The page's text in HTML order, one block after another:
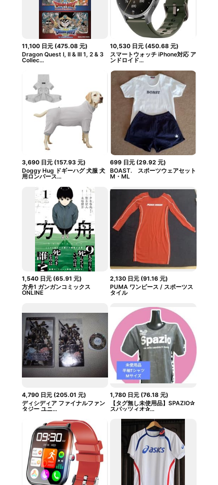
11,100 日元(475.08 元)
Dragon Quest I, II & III 1, 2 & 3
Collec...
10,530 日元 (450.68 元)
スマートウォッチ iPhone対応 ア
ンドロイド...
3,690 日元(157.93 元)
Doggy Hug ドギーハグ 犬服 犬
用ロンパース...
699 日元 (29.92 元)
BOAST. スポーツウェアセット
M・ML
1,540 日元(65.91 元)
方舟1 ガンガンコミックス
ONLINE
2,130 日元 (91.16 元)
PUMA ワンピース / スポーツス
タイル
4,790 日元(205.01 元)
ディシディア ファイナルファン
タジー ユニ...
1,780 日元 (76.18 元)
【タグ無し未使用品】SPAZIO✰
スパッツィオ✰...